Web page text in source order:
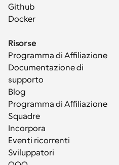
Github
Docker
Risorse
Programma di Affiliazione
Documentazione di
supporto
Blog
Programma di Affiliazione
Squadre
Incorpora
Eventi ricorrenti
Sviluppatori